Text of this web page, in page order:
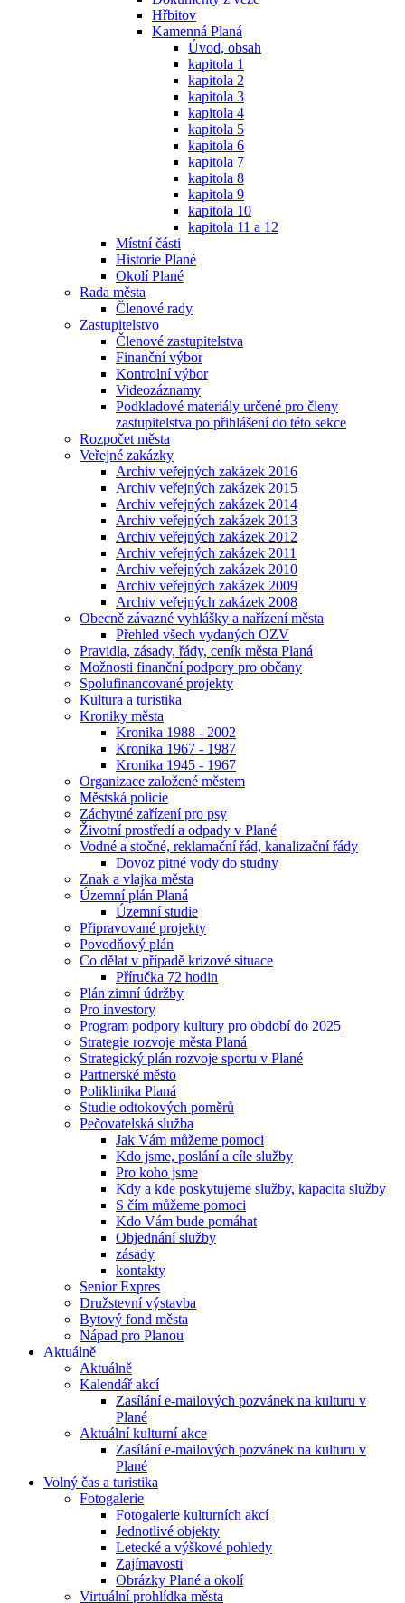
Hřbitov
Kamenná Planá
Úvod, obsah
kapitola 1
kapitola 2
kapitola 3
kapitola 4
kapitola 5
kapitola 6
kapitola 7
kapitola 8
kapitola 9
kapitola 10
kapitola 11 a 12
Místní části
Historie Plané
Okolí Plané
Rada města
Členové rady
Zastupitelstvo
Členové zastupitelstva
Finanční výbor
Kontrolní výbor
Videozáznamy
Podkladové materiály určené pro členy
zastupitelstva po přihlášení do této sekce
Rozpočet města
Veřejné zakázky
Archiv veřejných zakázek 2016
Archiv veřejných zakázek 2015
Archiv veřejných zakázek 2014
Archiv veřejných zakázek 2013
Archiv veřejných zakázek 2012
Archiv veřejných zakázek 2011
Archiv veřejných zakázek 2010
Archiv veřejných zakázek 2009
Archiv veřejných zakázek 2008
Obecně závazné vyhlášky a nařízení města
Přehled všech vydaných OZV
Pravidla, zásady, řády, ceník města Planá
Možnosti finanční podpory pro občany
Spolufinancované projekty
Kultura a turistika
Kroniky města
Kronika 1988 - 2002
Kronika 1967 - 1987
Kronika 1945 - 1967
Organizace založené městem
Městská policie
Záchytné zařízení pro psy
Životní prostředí a odpady v Plané
Vodné a stočné, reklamační řád, kanalizační řády
Dovoz pitné vody do studny
Znak a vlajka města
Územní plán Planá
Územní studie
Připravované projekty
Povodňový plán
Co dělat v případě krizové situace
Příručka 72 hodin
Plán zimní údržby
Pro investory
Program podpory kultury pro období do 2025
Strategie rozvoje města Planá
Strategický plán rozvoje sportu v Plané
Partnerské město
Poliklinika Planá
Studie odtokových poměrů
Pečovatelská služba
Jak Vám můžeme pomoci
Kdo jsme, poslání a cíle služby
Pro koho jsme
Kdy a kde poskytujeme služby, kapacita služby
S čím můžeme pomoci
Kdo Vám bude pomáhat
Objednání služby
zásady
kontakty
Senior Expres
Družstevní výstavba
Bytový fond města
Nápad pro Planou
Aktuálně
Aktuálně
Kalendář akcí
Zasílání e-mailových pozvánek na kulturu v
Plané
Aktuální kulturní akce
Zasílání e-mailových pozvánek na kulturu v
Plané
Volný čas a turistika
Fotogalerie
Fotogalerie kulturních akcí
Jednotlivé objekty
Letecké a výškové pohledy
Zajímavosti
Obrázky Plané a okolí
Virtuální prohlídka města